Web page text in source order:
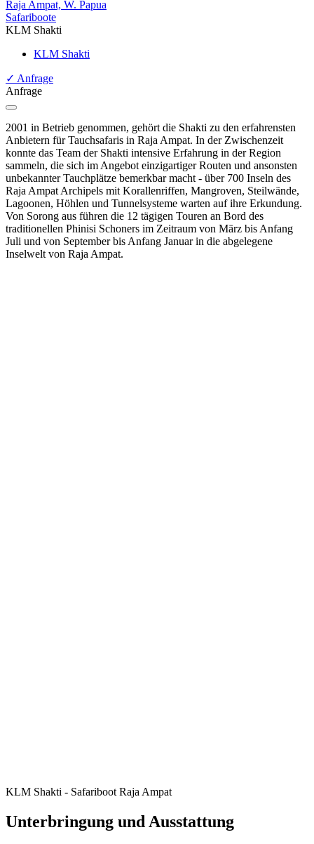
Raja Ampat, W. Papua
Safariboote
KLM Shakti
KLM Shakti
✓ Anfrage
Anfrage
2001 in Betrieb genommen, gehört die Shakti zu den erfahrensten
Anbietern für Tauchsafaris in Raja Ampat. In der Zwischenzeit
konnte das Team der Shakti intensive Erfahrung in der Region
sammeln, die sich im Angebot einzigartiger Routen und ansonsten
unbekannter Tauchplätze bemerkbar macht - über 700 Inseln des
Raja Ampat Archipels mit Korallenriffen, Mangroven, Steilwände,
Lagoonen, Höhlen und Tunnelsysteme warten auf ihre Erkundung.
Von Sorong aus führen die 12 tägigen Touren an Bord des
traditionellen Phinisi Schoners im Zeitraum von März bis Anfang
Juli und von September bis Anfang Januar in die abgelegene
Inselwelt von Raja Ampat.
KLM Shakti - Safariboot Raja Ampat
Unterbringung und Ausstattung